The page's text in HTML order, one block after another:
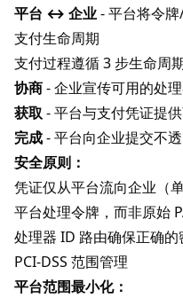
平台 ↔ 企业- 平台将令
支付生命周期
支付过程遵循 3 步生命周
协商- 企业宣传可用的处
获取 - 平台与支付凭证提
完成- 平台向企业提交不
安全原则：
凭证仅从平台流向企业（单
平台处理令牌，而非原始
处理器 ID 路由确保正确的
PCI-DSS 范围管理
平台范围最小化：